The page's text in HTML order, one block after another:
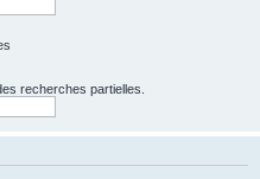
recherches partielles.